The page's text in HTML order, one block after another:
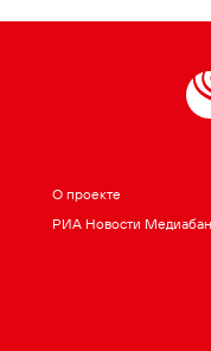
О проекте
РИА Новости